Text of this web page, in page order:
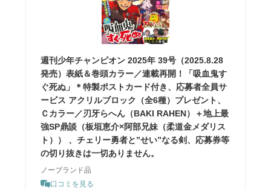
週刊少年チャンピオン 2025年 39号（2025.8.28
発売）表紙＆巻頭カラー／連載再開！「吸血鬼す
ぐ死ぬ」＊特製ポストカード付き、応募者全員サ
ービス アクリルブロック（全6種）プレゼント、
Ｃカラー／刃牙らへん（BAKI RAHEN）＋地上最
強SP鼎談（板垣恵介×阿部兄妹（柔道金メダリス
ト）） 、チェリー勇者と”せい”なる剣、応募券等
の切り抜きは一切ありません。
ノーブランド品
口コミを見る